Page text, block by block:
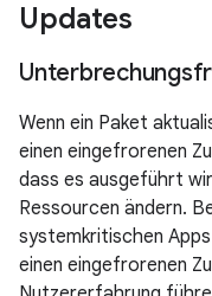
Updates
Wenn ein Paket
einen eingefrorenen
dass es ausgeführt
Ressourcen ändern.
systemkritischen
einen eingefrorenen